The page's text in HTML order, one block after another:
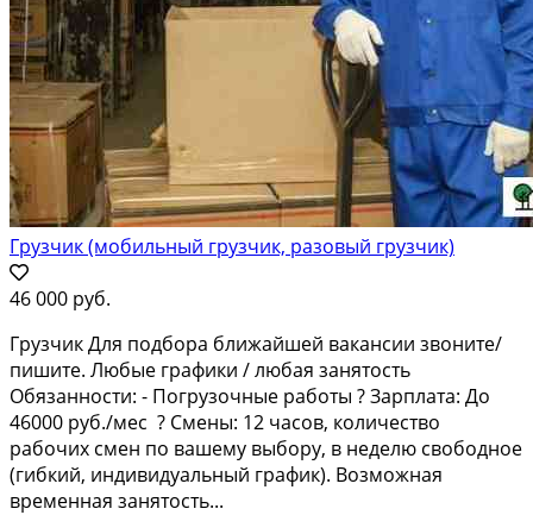
Грузчик (мобильный грузчик, разовый грузчик)
46 000 руб.
Грузчик Для подбора ближайшей вакансии звоните/
пишите. Любые графики / любая занятость
Обязанности: - Погрузочные работы ? Зарплата: До
46000 руб./мес ? Смены: 12 часов, количество
рабочих смен по вашему выбору, в неделю свободное
(гибкий, индивидуальный график). Возможная
временная занятость...